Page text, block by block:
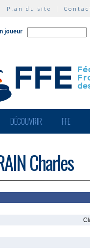
Plan du site |
joueur
DÉCOUVRIR FFE
Charles